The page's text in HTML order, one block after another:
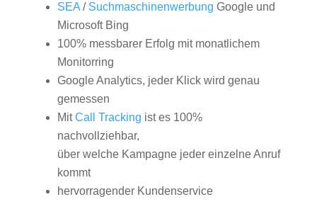
SEA/ Suchmaschinenwerbung Google und
Microsoft Bing
100% messbarer Erfolg mit monatlichem
Monitorring
Google Analytics, jeder Klick wird genau
gemessen
MitCall Tracking ist es 100%
nachvollziehbar,
über welche Kampagne jeder einzelne Anruf
kommt
hervorragender Kundenservice